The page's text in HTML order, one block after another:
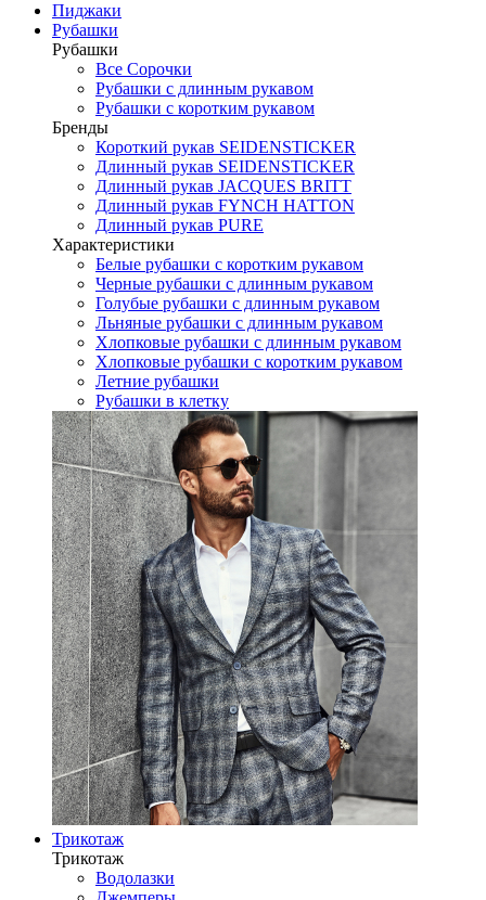
Пиджаки
Рубашки
Рубашки
Все Сорочки
Рубашки с длинным рукавом
Рубашки с коротким рукавом
Бренды
Короткий рукав SEIDENSTICKER
Длинный рукав SEIDENSTICKER
Длинный рукав JAСQUES BRITT
Длинный рукав FYNCH HATTON
Длинный рукав PURE
Характеристики
Белые рубашки с коротким рукавом
Черные рубашки с длинным рукавом
Голубые рубашки с длинным рукавом
Льняные рубашки с длинным рукавом
Хлопковые рубашки с длинным рукавом
Хлопковые рубашки с коротким рукавом
Летние рубашки
Рубашки в клетку
Трикотаж
Трикотаж
Водолазки